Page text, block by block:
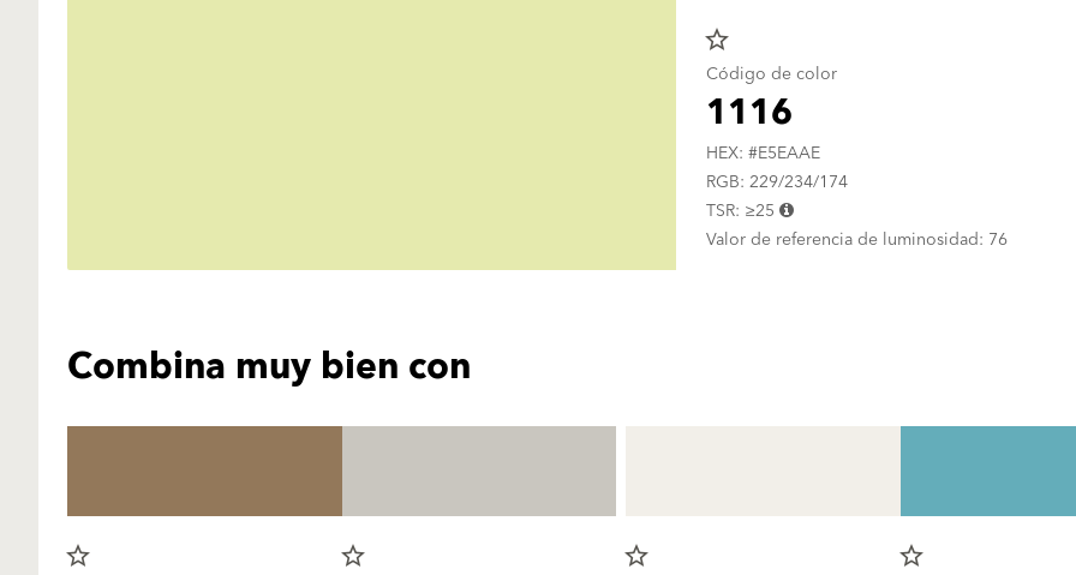
star_border
Código de color
1116
HEX: #E5EAAE
RGB: 229/234/174
TSR: ≥25
Valor de referencia de luminosidad: 76
Combina muy bien con
star_border
star_border
star_border
star_border